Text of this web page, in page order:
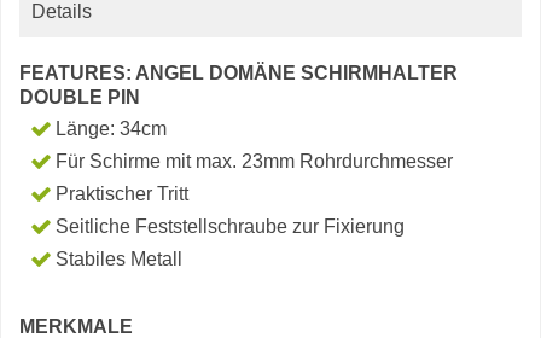
Details
FEATURES: ANGEL DOMÄNE SCHIRMHALTER
DOUBLE PIN
Länge: 34cm
Für Schirme mit max. 23mm Rohrdurchmesser
Praktischer Tritt
Seitliche Feststellschraube zur Fixierung
Stabiles Metall
MERKMALE